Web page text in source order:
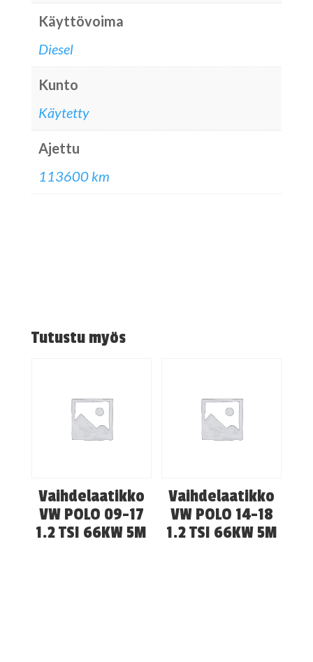
Käyttövoima
Diesel
Kunto
Käytetty
Ajettu
113600 km
Tutustu myös
Vaihdelaatikko
VW POLO 09-17
1.2 TSI 66KW 5M
Vaihdelaatikko
VW POLO 14-18
1.2 TSI 66KW 5M